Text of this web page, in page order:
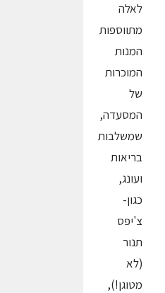
לאלה
מתווספות
המנות
המוכרות
של
המסעדה,
שמשלבות
בריאות
ועונג,
כגון-
צ'יפס
תנור
(לא
מטוגן!),